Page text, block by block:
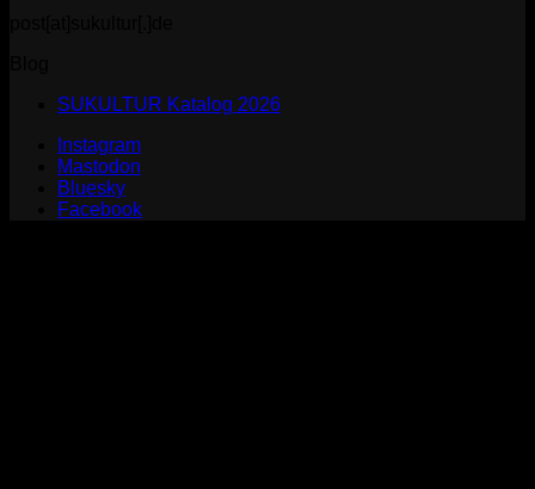
SUKULTUR Katalog 2026
Instagram
Mastodon
Bluesky
Facebook